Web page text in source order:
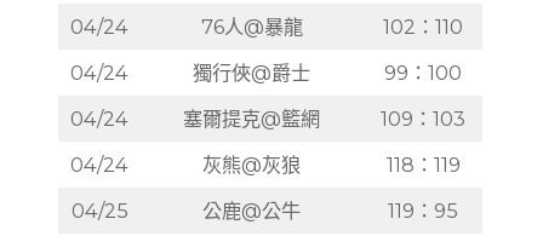
04/24
76人@暴龍
102：110
04/24
獨行俠@爵士
99：100
04/24
塞爾提克@籃網
109：103
04/24
灰熊@灰狼
118：119
04/25
公鹿@公牛
119：95